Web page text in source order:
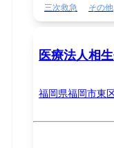
三次救急
その他
医療法人相
福岡県福岡市東